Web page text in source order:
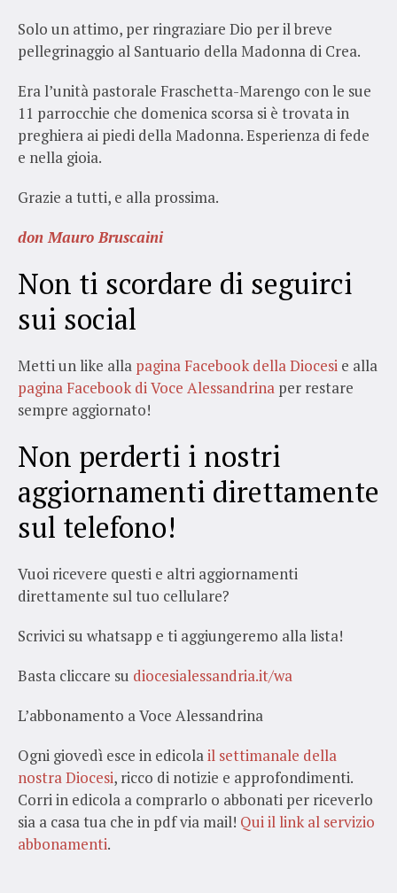
Solo un attimo, per ringraziare Dio per il breve
pellegrinaggio al Santuario della Madonna di Crea.
Era l’unità pastorale Fraschetta-Marengo con le sue
11 parrocchie che domenica scorsa si è trovata in
preghiera ai piedi della Madonna. Esperienza di fede
e nella gioia.
Grazie a tutti, e alla prossima.
don Mauro Bruscaini
Non ti scordare di seguirci
sui social
Metti un like alla pagina Facebook della Diocesi e alla
pagina Facebook di Voce Alessandrina per restare
sempre aggiornato!
Non perderti i nostri
aggiornamenti direttamente
sul telefono!
Vuoi ricevere questi e altri aggiornamenti
direttamente sul tuo cellulare?
Scrivici su whatsapp e ti aggiungeremo alla lista!
Basta cliccare su diocesialessandria.it/wa
L’abbonamento a Voce Alessandrina
Ogni giovedì esce in edicolail settimanale della
nostra Diocesi, ricco di notizie e approfondimenti.
Corri in edicola a comprarlo o abbonati per riceverlo
sia a casa tua che in pdf via mail! Qui il link al servizio
abbonamenti.